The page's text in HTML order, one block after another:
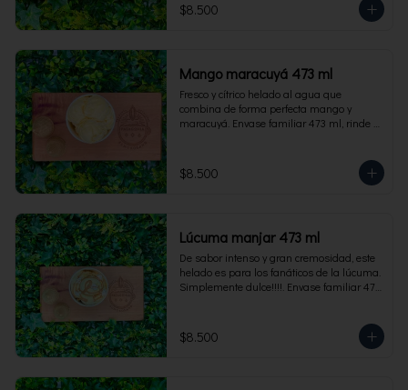
$8.500
Mango maracuyá 473 ml
Fresco y cítrico helado al agua que
combina de forma perfecta mango y
maracuyá. Envase familiar 473 ml, rinde 4
$8.500
Lúcuma manjar 473 ml
De sabor intenso y gran cremosidad, este
helado es para los fanáticos de la lúcuma.
Simplemente dulce!!!!. Envase familiar 473
$8.500